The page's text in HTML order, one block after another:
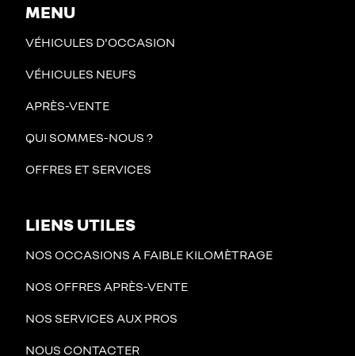
MENU
VÉHICULES D'OCCASION
VÉHICULES NEUFS
APRÈS-VENTE
QUI SOMMES-NOUS ?
OFFRES ET SERVICES
LIENS UTILES
NOS OCCASIONS A FAIBLE KILOMÈTRAGE
NOS OFFRES APRÈS-VENTE
NOS SERVICES AUX PROS
NOUS CONTACTER